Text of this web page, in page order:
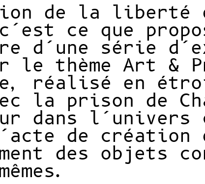
de la liberté
ce que
d’une série
le thème Art &
réalisé en
la prison de
dans
de création
des objets